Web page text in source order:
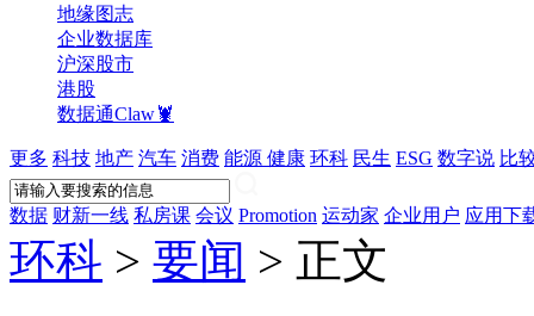
地缘图志
企业数据库
沪深股市
港股
数据通Claw🦞
更多 科技 地产 汽车 消费 能源 健康 环科 民生 ESG 数字说 比
数据 财新一线 私房课 会议 Promotion 运动家 企业用户 应用下
环科 > 要闻 > 正文